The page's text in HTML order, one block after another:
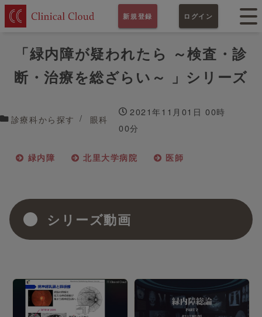
新規登録 ログイン
「緑内障が疑われたら ～検査・診
断・治療を総ざらい～ 」シリーズ
診療科から探す 眼科
2021年11月01日 00時
00分
緑内障 北里大学病院 医師
シリーズ動画